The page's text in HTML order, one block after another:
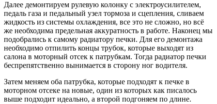
Далее демонтируем рулевую колонку с электроусилителем,
педаль газа и педальный узел тормоза и сцепления, сливаем
жидкость из системы охлаждения, все это не сложно, но всё
же необходима предельная аккуратность в работе. Наконец мы
подобрались к самому радиатору печки. Для его демонтажа
необходимо отпилить концы трубок, которые выходят из
салона в моторный отсек к патрубкам. Тогда радиатор печки
беспрепятственно вынимается в сторону ног водителя.
Затем меняем оба патрубка, которые подходят к печке в
моторном отсеке на новые, один из которых как писалось
выше подходит идеально, а второй подгоняем по длине.